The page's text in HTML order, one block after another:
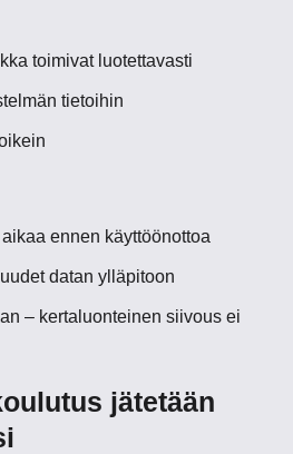
toimivat luotettavasti
tietoihin
ennen käyttöönottoa
datan ylläpitoon
– kertaluonteinen siivous ei
jätetään